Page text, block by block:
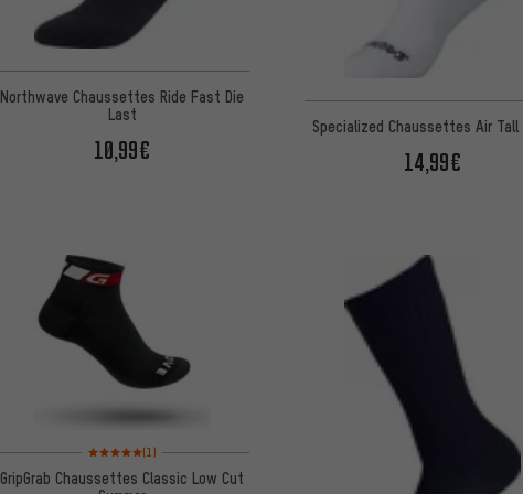
Northwave Chaussettes Ride Fast Die
Last
10,99€
Specialized Chaussettes Air Tall
14,99€
Note moyenne : 5 sur 5 d'après 1 avis
(1)
GripGrab Chaussettes Classic Low Cut